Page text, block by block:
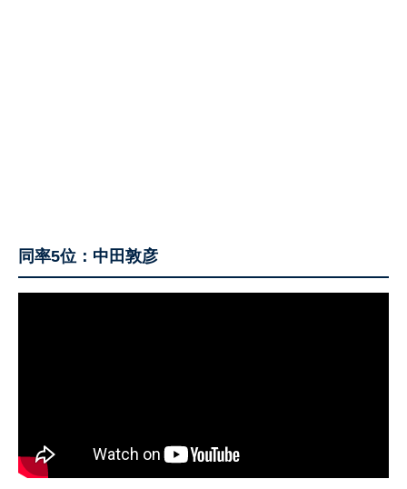
同率5位：中田敦彦